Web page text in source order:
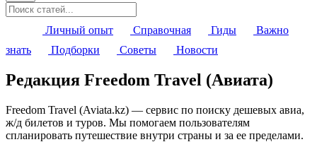
Личный опыт Справочная Гиды
Важно
знать
Подборки Советы Новости
Редакция Freedom Travel (Авиата)
Freedom Travel (Aviata.kz) — сервис по поиску дешевых авиа,
ж/д билетов и туров. Мы помогаем пользователям
спланировать путешествие внутри страны и за ее пределами.